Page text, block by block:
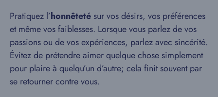
Pratiquez l’honnêteté sur vos désirs, vos préférences
et même vos faiblesses. Lorsque vous parlez de vos
passions ou de vos expériences, parlez avec sincérité.
Évitez de prétendre aimer quelque chose simplement
pour plaire à quelqu’un d’autre; cela finit souvent par
se retourner contre vous.